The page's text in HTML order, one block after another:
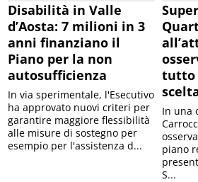
Disabilità in Valle
d’Aosta: 7 milioni in 3
anni finanziano il
Piano per la non
autosufficienza
In via sperimentale, l'Esecutivo
ha approvato nuovi criteri per
garantire maggiore flessibilità
alle misure di sostegno per
esempio per l'assistenza d...
tutto
In una
piano
S...